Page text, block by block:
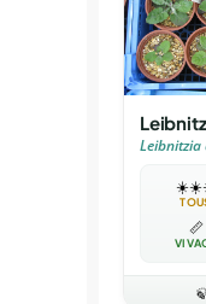
☀️☀️
📏